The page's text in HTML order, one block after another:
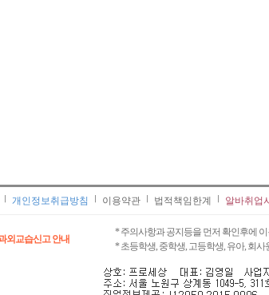
개인정보취급방침 이용약관 법적책임한계 알바취업
외교습신고 안내
* 주의사항과 공지등을 먼저 확인후에
* 초등학생, 중학생, 고등학생, 유아, 회